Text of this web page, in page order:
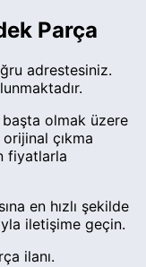
Parça
adrestesiniz.
olmak üzere
çıkma
fiyatlarla
en hızlı şekilde
iletişime geçin.
ilanı.